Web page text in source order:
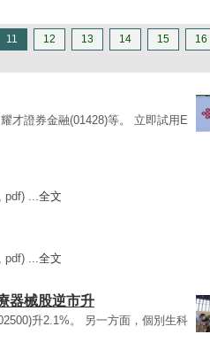
11 12 13 14 15 16
才證券金融(01428)等。 立即試用E
pdf) ...全文
pdf) ...全文
器械股逆市升
升2.1%。 另一方面，個別生科